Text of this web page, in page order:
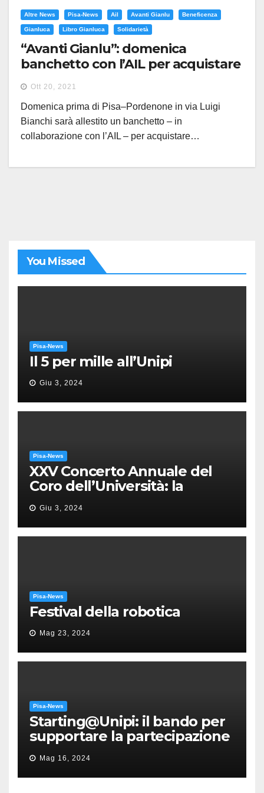
Altre News Pisa-News Ail Avanti Gianlu Beneficenza
Gianluca Libro Gianluca Solidarietà
“Avanti Gianlu”: domenica
banchetto con l’AIL per acquistare
il libro. Ricavato in beneficenza
Ott 20, 2021
Domenica prima di Pisa–Pordenone in via Luigi
Bianchi sarà allestito un banchetto – in
collaborazione con l’AIL – per acquistare…
You Missed
Pisa-News
Il 5 per mille all’Unipi
Giu 3, 2024
Pisa-News
XXV Concerto Annuale del
Coro dell’Università: la
“Messa in gloria” di Giacomo
Puccini
Giu 3, 2024
Pisa-News
Festival della robotica
Mag 23, 2024
Pisa-News
Starting@Unipi: il bando per
supportare la partecipazione
all’ERC Starting Grant
Mag 16, 2024